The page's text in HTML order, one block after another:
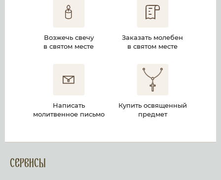
Возжечь свечу
в святом месте
Заказать молебен
в святом месте
Написать
молитвенное письмо
Купить освященный
предмет
Сервисы